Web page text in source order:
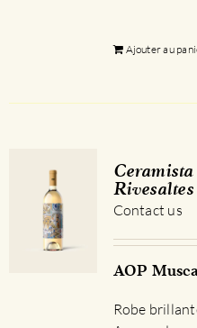
Ajouter au
Rivesaltes
Contact us
AOP
Robe